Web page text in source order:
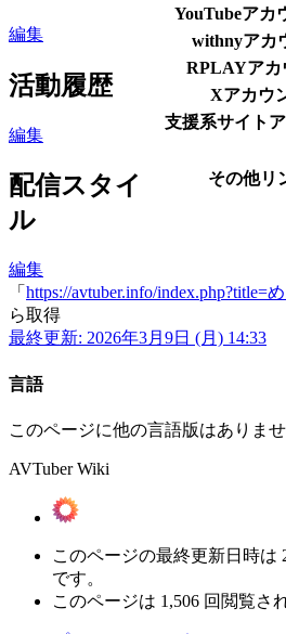
YouTubeアカ
withnyアカ
RPLAYアカ
Xアカウ
支援系サイト
その他リ
編集
活動履歴
編集
配信スタイ
ル
編集
「 https://avtuber.info/index.php?title=
ら取得
最終更新: 2026年3月9日 (月) 14:33
言語
このページに他の言語版はありませ
AVTuber Wiki
このページの最終更新日時は
です。
このページは 1,506 回閲覧さ